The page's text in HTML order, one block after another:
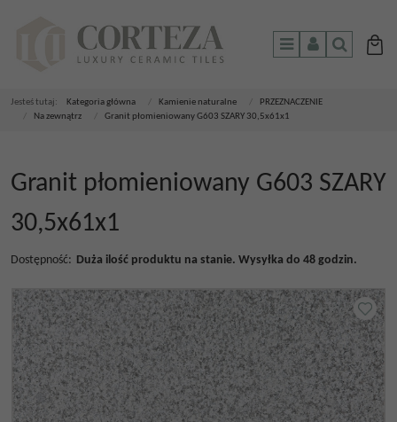
MenuPanelSzukaj
Jesteś tutaj: Kategoria główna Kamienie naturalne
PRZEZNACZENIE
Na zewnątrz Granit płomieniowany G603 SZARY 30,5x61x1
Granit płomieniowany G603 SZARY
30,5x61x1
Dostępność: Duża ilość produktu na stanie. Wysyłka do 48 godzin.